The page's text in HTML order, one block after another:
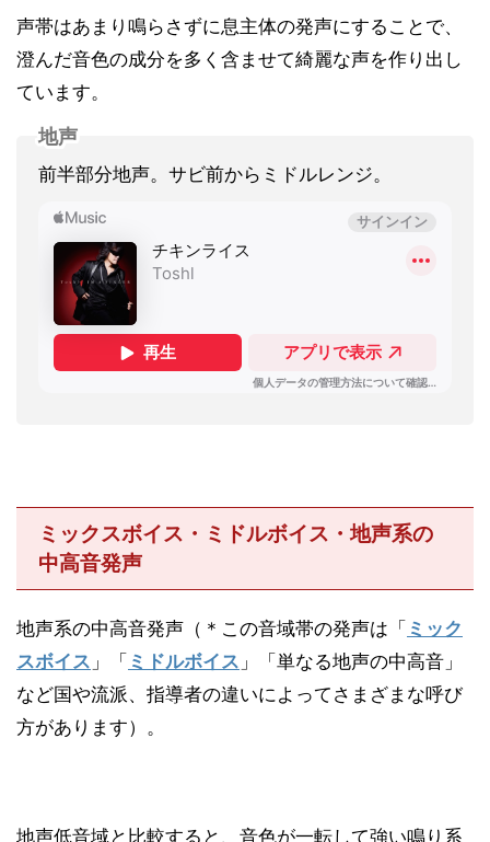
声帯はあまり鳴らさずに息主体の発声にすることで、
澄んだ音色の成分を多く含ませて綺麗な声を作り出し
ています。
地声
前半部分地声。サビ前からミドルレンジ。
ミックスボイス・ミドルボイス・地声系の
中高音発声
地声系の中高音発声（＊この音域帯の発声は「 ミック
スボイス 」「 ミドルボイス 」「単なる地声の中高音」
など国や流派、指導者の違いによってさまざまな呼び
方があります）。
地声低音域と比較すると、音色が一転して強い鳴り系